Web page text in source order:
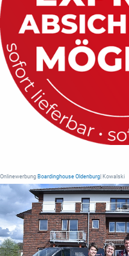
Onlinewerbung Boardinghouse Oldenburg | Kowalski